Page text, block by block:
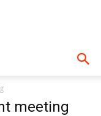
meeting